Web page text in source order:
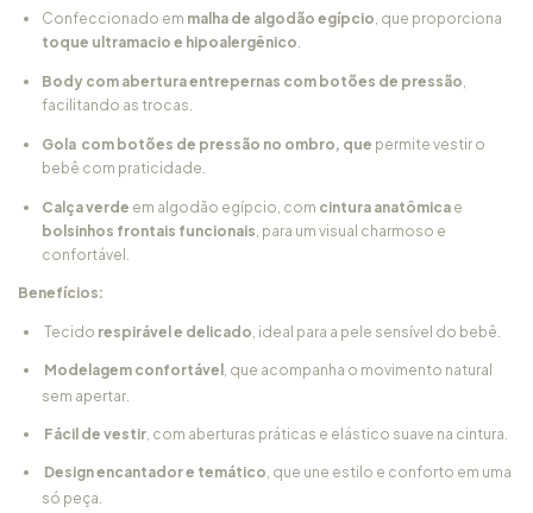
Confeccionado em malha de algodão egípcio , que proporciona
toque ultramacio e hipoalergênico
Body com abertura entrepernas com botões de pressão
facilitando as trocas.
Gola com botões de pressão no ombro, que permite vestir o
bebê com praticidade.
Calça verde em algodão egípcio, com cintura anatômica e
bolsinhos frontais funcionais , para um visual charmoso e
confortável.
Benefícios:
Tecido respirável e delicado , ideal para a pele sensível do bebê.
Modelagem confortável , que acompanha o movimento natural
sem apertar.
Fácil de vestir , com aberturas práticas e elástico suave na cintura.
Design encantador e temático , que une estilo e conforto em uma
só peça.